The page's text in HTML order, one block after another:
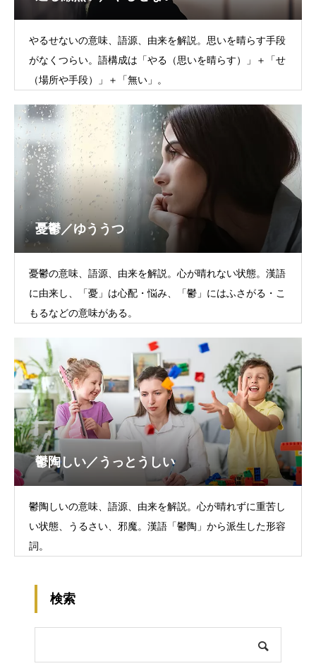
やるせないの意味、語源、由来を解説。思いを晴らす手段
がなくつらい。語構成は「やる（思いを晴らす）」＋「せ
（場所や手段）」＋「無い」。
憂鬱／ゆううつ
憂鬱の意味、語源、由来を解説。心が晴れない状態。漢語
に由来し、「憂」は心配・悩み、「鬱」にはふさがる・こ
もるなどの意味がある。
鬱陶しい／うっとうしい
鬱陶しいの意味、語源、由来を解説。心が晴れずに重苦し
い状態、うるさい、邪魔。漢語「鬱陶」から派生した形容
詞。
検索